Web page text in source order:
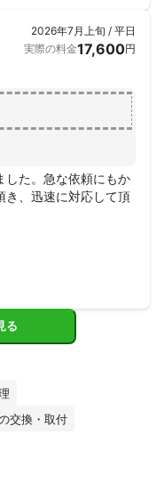
2026年7月上旬 / 平日
実際の料金17,600円
した。急な依頼にもか
き、迅速に対応して頂
る
交換・取付